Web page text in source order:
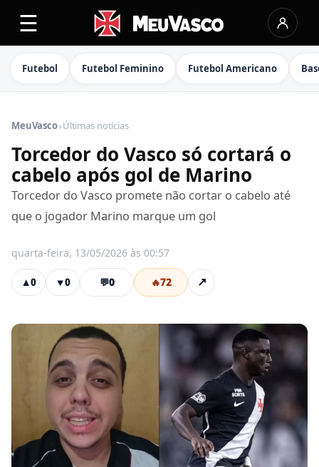
☰
Futebol Futebol Feminino Futebol Americano
MeuVasco›Últimas notícias
Torcedor do Vasco só cortará o
cabelo após gol de Marino
Torcedor do Vasco promete não cortar o cabelo até
que o jogador Marino marque um gol
quarta-feira, 13/05/2026 às 00:57
▲0 ▼0 💬0 🔥72 ↗